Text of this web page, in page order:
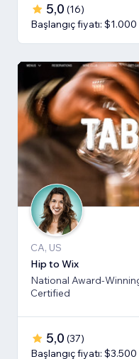
5,0 (16)
Başlangıç fiyatı: $1.000
CA, US
Hip to Wix
National Award-
Certified
5,0 (37)
Başlangıç fiyatı: $3.500